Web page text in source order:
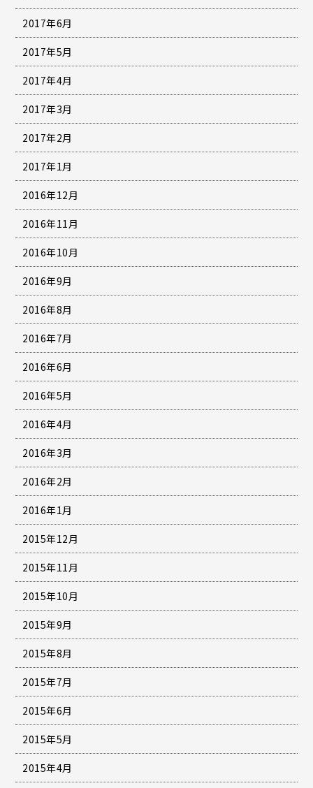
2017年6月
2017年5月
2017年4月
2017年3月
2017年2月
2017年1月
2016年12月
2016年11月
2016年10月
2016年9月
2016年8月
2016年7月
2016年6月
2016年5月
2016年4月
2016年3月
2016年2月
2016年1月
2015年12月
2015年11月
2015年10月
2015年9月
2015年8月
2015年7月
2015年6月
2015年5月
2015年4月